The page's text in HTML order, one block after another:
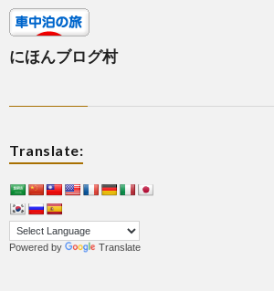
にほんブログ村
Translate:
Powered by Translate